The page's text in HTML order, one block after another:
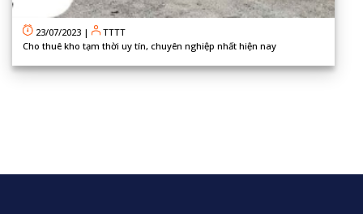
23/07/2023 |
TTTT
Cho thuê kho tạm thời uy tín, chuyên nghiệp nhất hiện nay